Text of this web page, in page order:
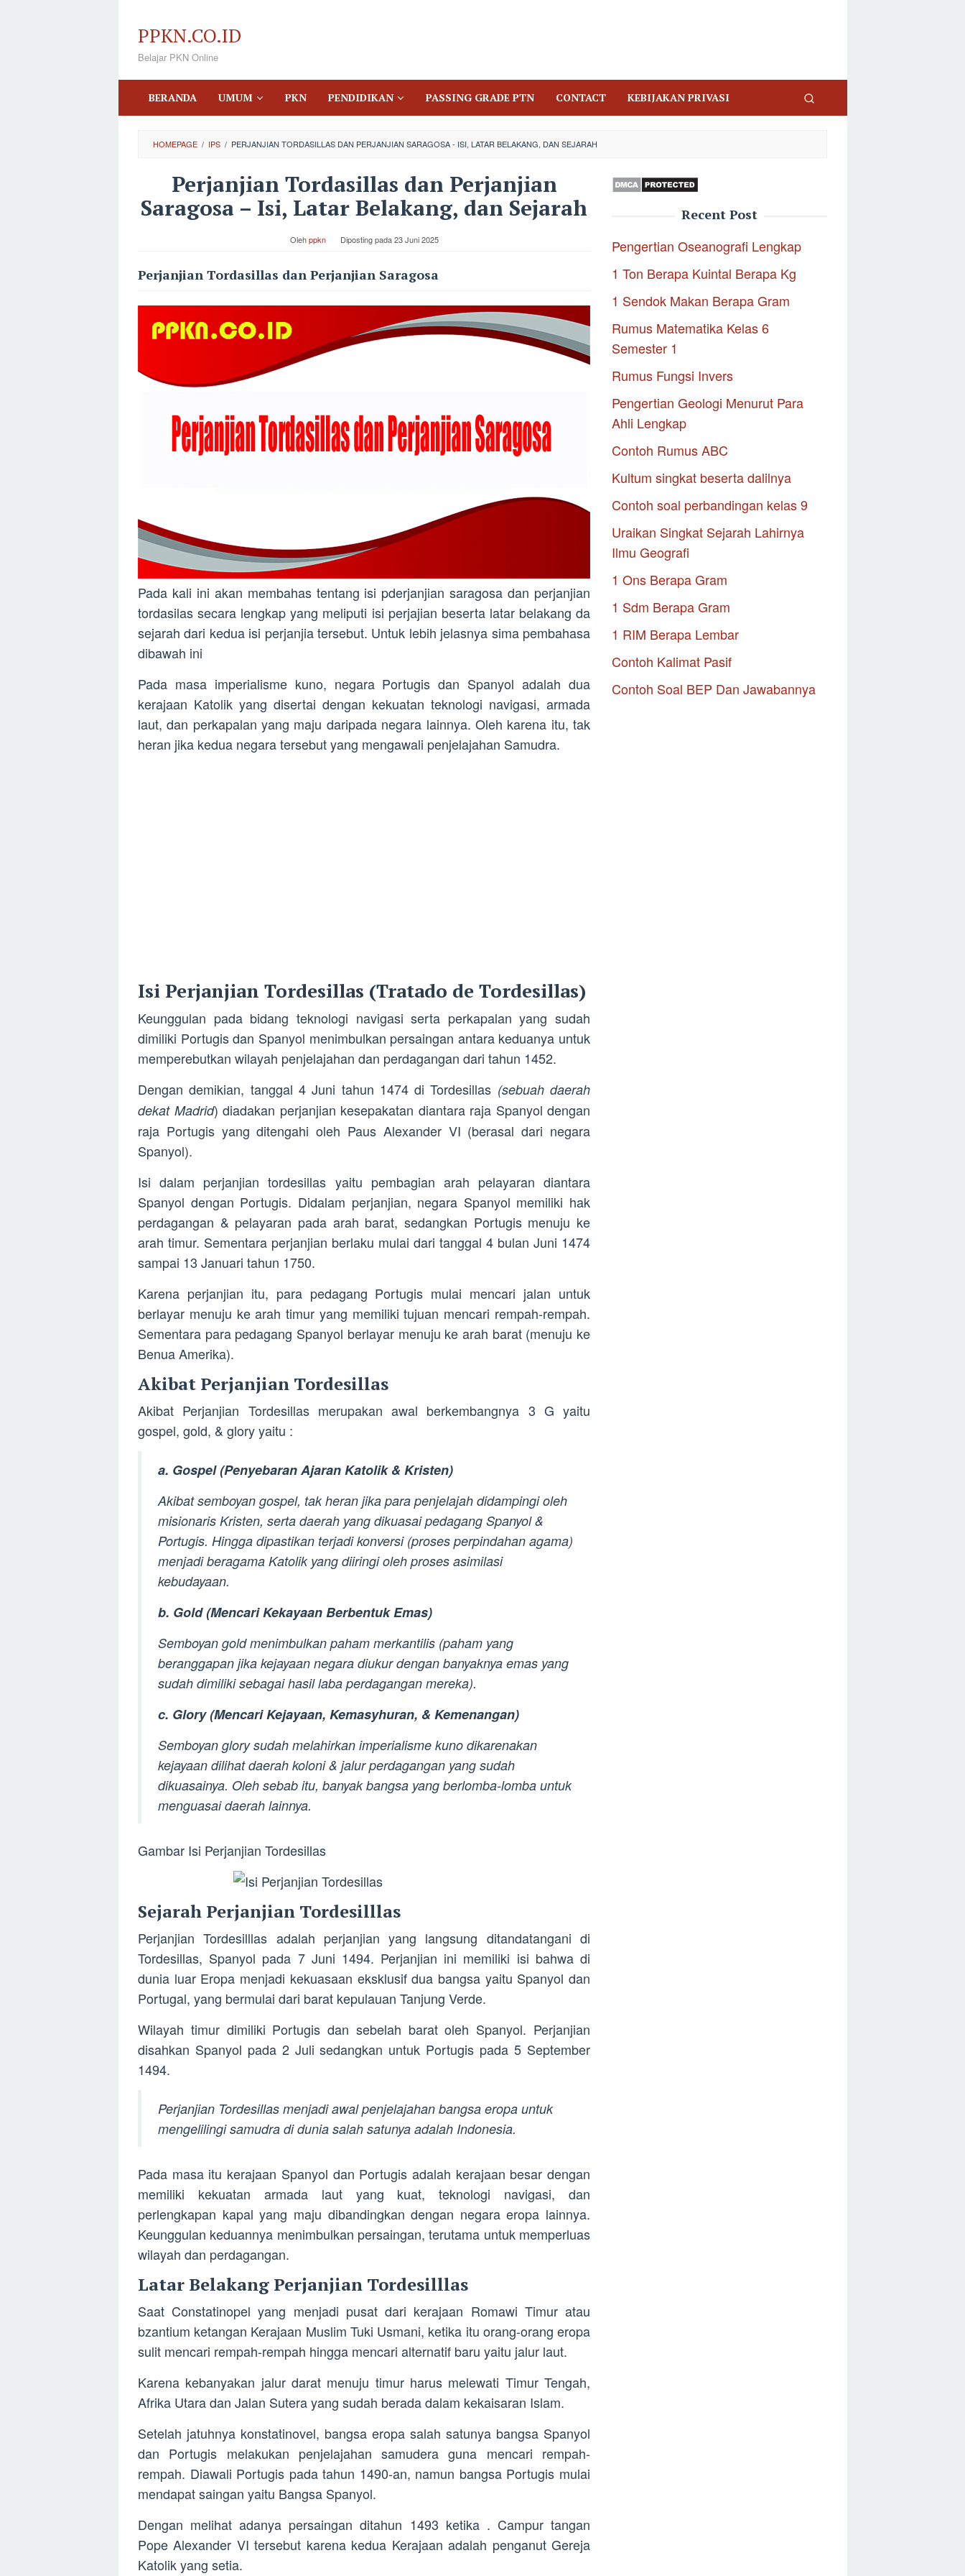
konten
PPKN.CO.ID
Belajar PKN Online
BERANDA UMUM PKN PENDIDIKAN PASSING GRADE PTN CONTACT KEBIJAKAN PRIVASI
HOMEPAGE / IPS / PERJANJIAN TORDASILLAS DAN PERJANJIAN SARAGOSA - ISI, LATAR BELAKANG, DAN SEJARAH
Perjanjian Tordasillas dan Perjanjian
Saragosa – Isi, Latar Belakang, dan Sejarah
Olehppkn Diposting pada23 Juni 2025
Perjanjian Tordasillas dan Perjanjian Saragosa
Pada kali ini akan membahas tentang isi pderjanjian saragosa dan perjanjian
tordasilas secara lengkap yang meliputi isi perjajian beserta latar belakang da
sejarah dari kedua isi perjanjia tersebut. Untuk lebih jelasnya sima pembahasa
dibawah ini
Pada masa imperialisme kuno, negara Portugis dan Spanyol adalah dua
kerajaan Katolik yang disertai dengan kekuatan teknologi navigasi, armada
laut, dan perkapalan yang maju daripada negara lainnya. Oleh karena itu, tak
heran jika kedua negara tersebut yang mengawali penjelajahan Samudra.
Isi Perjanjian Tordesillas (Tratado de Tordesillas)
Keunggulan pada bidang teknologi navigasi serta perkapalan yang sudah
dimiliki Portugis dan Spanyol menimbulkan persaingan antara keduanya untuk
memperebutkan wilayah penjelajahan dan perdagangan dari tahun 1452.
Dengan demikian, tanggal 4 Juni tahun 1474 di Tordesillas (sebuah daerah
dekat Madrid) diadakan perjanjian kesepakatan diantara raja Spanyol dengan
raja Portugis yang ditengahi oleh Paus Alexander VI (berasal dari negara
Spanyol).
Isi dalam perjanjian tordesillas yaitu pembagian arah pelayaran diantara
Spanyol dengan Portugis. Didalam perjanjian, negara Spanyol memiliki hak
perdagangan & pelayaran pada arah barat, sedangkan Portugis menuju ke
arah timur. Sementara perjanjian berlaku mulai dari tanggal 4 bulan Juni 1474
sampai 13 Januari tahun 1750.
Karena perjanjian itu, para pedagang Portugis mulai mencari jalan untuk
berlayar menuju ke arah timur yang memiliki tujuan mencari rempah-rempah.
Sementara para pedagang Spanyol berlayar menuju ke arah barat (menuju ke
Benua Amerika).
Akibat Perjanjian Tordesillas
Akibat Perjanjian Tordesillas merupakan awal berkembangnya 3 G yaitu
gospel, gold, & glory yaitu :
a. Gospel (Penyebaran Ajaran Katolik & Kristen)
Akibat semboyan gospel, tak heran jika para penjelajah didampingi oleh
misionaris Kristen, serta daerah yang dikuasai pedagang Spanyol &
Portugis. Hingga dipastikan terjadi konversi (proses perpindahan agama)
menjadi beragama Katolik yang diiringi oleh proses asimilasi
kebudayaan.
b. Gold (Mencari Kekayaan Berbentuk Emas)
Semboyan gold menimbulkan paham merkantilis (paham yang
beranggapan jika kejayaan negara diukur dengan banyaknya emas yang
sudah dimiliki sebagai hasil laba perdagangan mereka).
c. Glory (Mencari Kejayaan, Kemasyhuran, & Kemenangan)
Semboyan glory sudah melahirkan imperialisme kuno dikarenakan
kejayaan dilihat daerah koloni & jalur perdagangan yang sudah
dikuasainya. Oleh sebab itu, banyak bangsa yang berlomba-lomba untuk
menguasai daerah lainnya.
Gambar Isi Perjanjian Tordesillas
Sejarah Perjanjian Tordesilllas
Perjanjian Tordesilllas adalah perjanjian yang langsung ditandatangani di
Tordesillas, Spanyol pada 7 Juni 1494. Perjanjian ini memiliki isi bahwa di
dunia luar Eropa menjadi kekuasaan eksklusif dua bangsa yaitu Spanyol dan
Portugal, yang bermulai dari barat kepulauan Tanjung Verde.
Wilayah timur dimiliki Portugis dan sebelah barat oleh Spanyol. Perjanjian
disahkan Spanyol pada 2 Juli sedangkan untuk Portugis pada 5 September
1494.
Perjanjian Tordesillas menjadi awal penjelajahan bangsa eropa untuk
mengelilingi samudra di dunia salah satunya adalah Indonesia.
Pada masa itu kerajaan Spanyol dan Portugis adalah kerajaan besar dengan
memiliki kekuatan armada laut yang kuat, teknologi navigasi, dan
perlengkapan kapal yang maju dibandingkan dengan negara eropa lainnya.
Keunggulan keduannya menimbulkan persaingan, terutama untuk memperluas
wilayah dan perdagangan.
Latar Belakang Perjanjian Tordesilllas
Saat Constatinopel yang menjadi pusat dari kerajaan Romawi Timur atau
bzantium ketangan Kerajaan Muslim Tuki Usmani, ketika itu orang-orang eropa
sulit mencari rempah-rempah hingga mencari alternatif baru yaitu jalur laut.
Karena kebanyakan jalur darat menuju timur harus melewati Timur Tengah,
Afrika Utara dan Jalan Sutera yang sudah berada dalam kekaisaran Islam.
Setelah jatuhnya konstatinovel, bangsa eropa salah satunya bangsa Spanyol
dan Portugis melakukan penjelajahan samudera guna mencari rempah-
rempah. Diawali Portugis pada tahun 1490-an, namun bangsa Portugis mulai
mendapat saingan yaitu Bangsa Spanyol.
Dengan melihat adanya persaingan ditahun 1493 ketika . Campur tangan
Pope Alexander VI tersebut karena kedua Kerajaan adalah penganut Gereja
Katolik yang setia.
Recent Post
Pengertian Oseanografi Lengkap
1 Ton Berapa Kuintal Berapa Kg
1 Sendok Makan Berapa Gram
Rumus Matematika Kelas 6
Semester 1
Rumus Fungsi Invers
Pengertian Geologi Menurut Para
Ahli Lengkap
Contoh Rumus ABC
Kultum singkat beserta dalilnya
Contoh soal perbandingan kelas 9
Uraikan Singkat Sejarah Lahirnya
Ilmu Geografi
1 Ons Berapa Gram
1 Sdm Berapa Gram
1 RIM Berapa Lembar
Contoh Kalimat Pasif
Contoh Soal BEP Dan Jawabannya